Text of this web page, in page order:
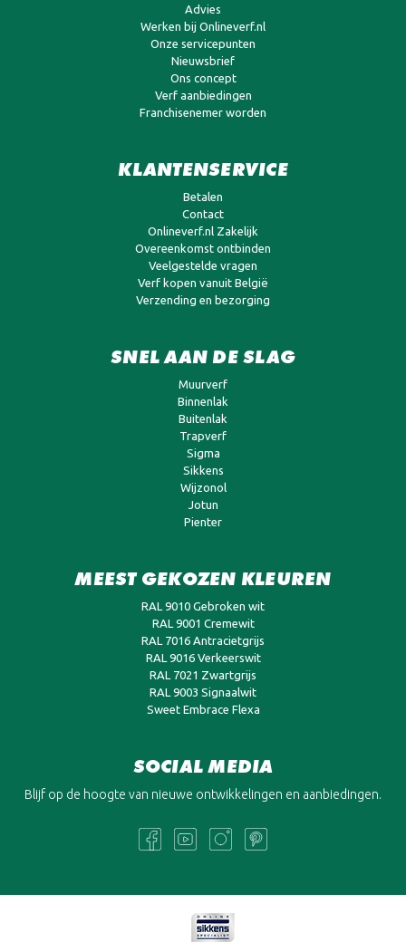
Advies
Werken bij Onlineverf.nl
Onze servicepunten
Nieuwsbrief
Ons concept
Verf aanbiedingen
Franchisenemer worden
KLANTENSERVICE
Betalen
Contact
Onlineverf.nl Zakelijk
Overeenkomst ontbinden
Veelgestelde vragen
Verf kopen vanuit België
Verzending en bezorging
SNEL AAN DE SLAG
Muurverf
Binnenlak
Buitenlak
Trapverf
Sigma
Sikkens
Wijzonol
Jotun
Pienter
MEEST GEKOZEN KLEUREN
RAL 9010 Gebroken wit
RAL 9001 Cremewit
RAL 7016 Antracietgrijs
RAL 9016 Verkeerswit
RAL 7021 Zwartgrijs
RAL 9003 Signaalwit
Sweet Embrace Flexa
SOCIAL MEDIA
Blijf op de hoogte van nieuwe ontwikkelingen en aanbiedingen.